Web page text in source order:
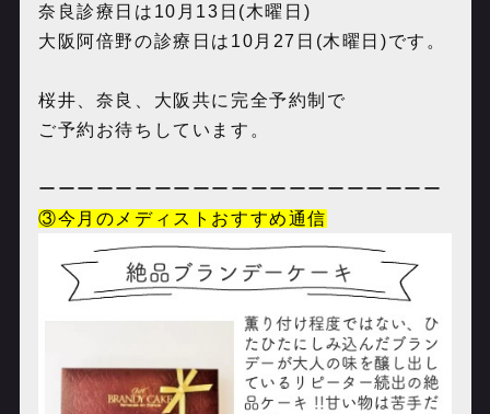
奈良診療日は10月13日(木曜日)
大阪阿倍野の診療日は10月27日(木曜日)です。
桜井、奈良、大阪共に完全予約制で
ご予約お待ちしています。
ーーーーーーーーーーーーーーーーーーーーー
③今月のメディストおすすめ通信